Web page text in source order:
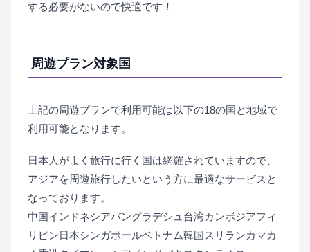
する必要がないので快適です！
周遊プラン対象国
上記の周遊プランで利用可能は以下の18の国と地域で
利用可能となります。
日本人がよく旅行に行く国は網羅されていますので、
アジアを周遊旅行したいという方に最適なサービスと
なっております。
中国インドネシアバングラデシュ台湾カンボジアフィ
リピン日本シンガポールベトナム韓国スリランカマカ